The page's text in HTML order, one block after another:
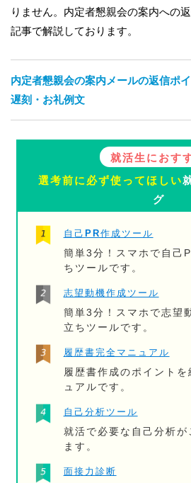
りません。内定者懇親会の案内への
記事で解説しております。
内定者懇親会の案内メールの返信ポ
遅刻・お礼例文
就活生におす
選考前に必ず使ってほしい
グ
自己PR作成ツール
簡単3分！スマホで自己
ちツールです。
志望動機作成ツール
簡単3分！スマホで志望
立ちツールです。
履歴書完全マニュアル
履歴書作成のポイント
ュアルです。
自己分析ツール
就活で必要な自己分析が
ます。
面接力診断